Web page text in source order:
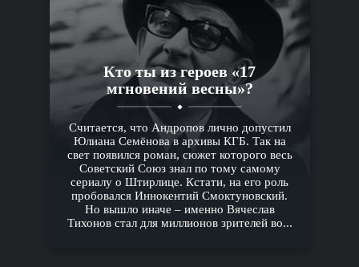
Кто ты из героев «17
мгновений весны»?
Считается, что Андропов лично допустил
Юлиана Семёнова в архивы КГБ. Так на
свет появился роман, сюжет которого весь
Советский Союз знал по тому самому
сериалу о Штирлице. Кстати, на его роль
пробовался Иннокентий Смоктуновский.
Но вышло иначе – именно Вячеслав
Тихонов стал для миллионов зрителей во...